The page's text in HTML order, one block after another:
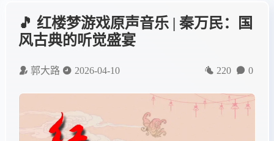
🎵 红楼梦游戏原声音乐 | 秦万民：国
风古典的听觉盛宴
郭大路 2026-04-10 220 0